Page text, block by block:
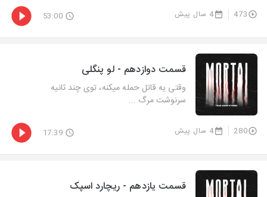
473 4 سال پیش 53:00
قسمت دوازدهم - لو پنگلی
وقتی یه قاتل حمله میکنه، توی چند ثانیه
سرنوشت مرگ ...
280 4 سال پیش 17:39
قسمت یازدهم - ریچارد اسپک